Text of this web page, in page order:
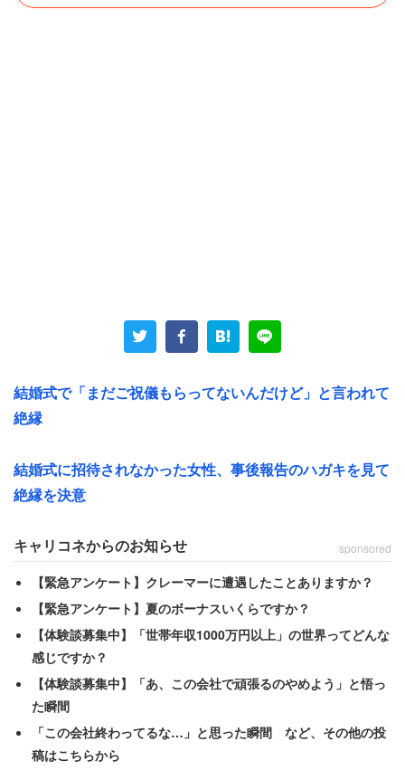
しておくから」と軽い言葉をかけられたそう。
当時のやるせなさをこう綴った。
へ』とアナウンスが始まり続々と新婦の友人が贈り物を渡
しているのに、私とその友人は着席したまま。用意したの
また、宮城県の40代前半の女性（事務・管理／年収400万
円）は自身の結婚式で、ご祝儀をめぐって不快な思いをし
たそう。マナー違反だと感じた相手は「旦那の友達」。結
婚式に遅れてきた挙句、「受付がいなかったからご祝儀を
渡せなかった」と言ってきたそう。それなら式のあとで渡
せばいいが、
「その後お車代を渡してもご祝儀は、いただきませんでし
結婚式で「まだご祝儀もらってないんだけど」と言われて
絶縁
結婚式に招待されなかった女性、事後報告のハガキを見て
絶縁を決意
キャリコネからのお知らせ sponsored
【緊急アンケート】クレーマーに遭遇したことありますか？
【緊急アンケート】夏のボーナスいくらですか？
【体験談募集中】「世帯年収1000万円以上」の世界ってどんな
感じですか？
【体験談募集中】「あ、この会社で頑張るのやめよう」と悟っ
た瞬間
「この会社終わってるな…」と思った瞬間 など、その他の投
稿はこちらから